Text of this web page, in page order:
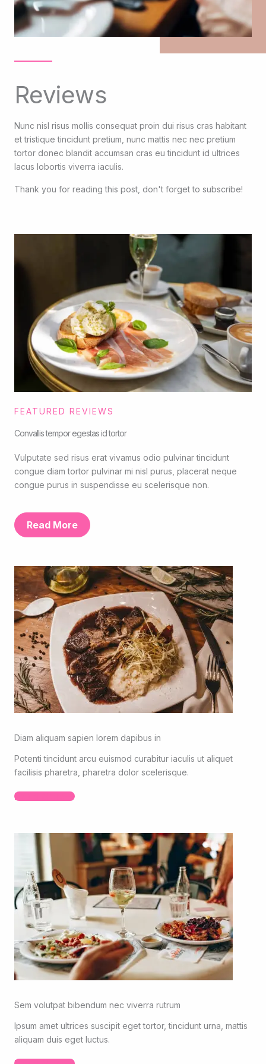
Reviews
Nunc nisl risus mollis consequat proin dui risus cras habitant
et tristique tincidunt pretium, nunc mattis nec nec pretium
tortor donec blandit accumsan cras eu tincidunt id ultrices
lacus lobortis viverra iaculis.
Thank you for reading this post, don't forget to subscribe!
FEATURED REVIEWS
Convallis tempor egestas id tortor
Vulputate sed risus erat vivamus odio pulvinar tincidunt
congue diam tortor pulvinar mi nisl purus, placerat neque
congue purus in suspendisse eu scelerisque non.
Read More
Diam aliquam sapien lorem dapibus in
Potenti tincidunt arcu euismod curabitur iaculis ut aliquet
facilisis pharetra, pharetra dolor scelerisque.
Read More
Sem volutpat bibendum nec viverra rutrum
Ipsum amet ultrices suscipit eget tortor, tincidunt urna, mattis
aliquam duis eget luctus.